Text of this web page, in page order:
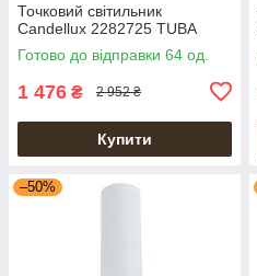
Точковий світильник
Candellux 2282725 TUBA
Готово до відправки 64 од.
1 476 ₴ 2 952 ₴
Купити
–50%